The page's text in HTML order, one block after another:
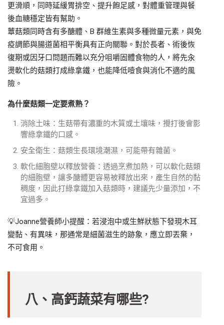
更滑順，同時延緩胃排空、提升飽足感，對體重管理與餐
後血糖穩定皆有幫助。
蕈菇類同時含有多醣體、B 群維生素與多種微量元素，與免
疫調節與腸道菌相平衡具有正向關聯。對於長者、術後恢
復期或因牙口問題而難以充分咀嚼固體食物的人，將先汆
燙軟化的菇類打成綠拿鐵，也能降低噎食與消化不適的風
險。
為什麼菇類一定要煮熟？
消除土味：生菇帶有濃重的木質或土壤味，攪打後會影
響綠拿鐵的口感。
安全衛生：菇類生長環境潮濕，可能帶有雜菌。
軟化細胞壁以釋放營養：透過烹煮加熱，可以軟化菇類
的細胞壁，讓多醣體更容易被釋放出來，產生自然的黏
稠度，因此打綠拿鐵加入菇類時，建議先少量添加，不
宜過多。
💡Joanne營養師小提醒：若浸泡中或生鮮狀態下發現木耳
變黏、有異味，那通常是細菌滋生的跡象，應立即丟棄，
不可食用。
八、高鈣蔬菜有哪些?